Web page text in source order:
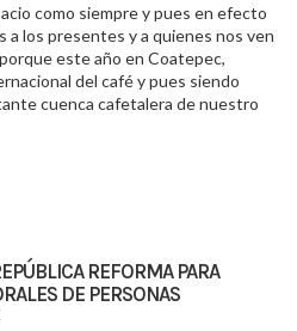
como siempre y pues en efecto
a los presentes y a quienes nos ven
este año en Coatepec,
del café y pues siendo
cuenca cafetalera de nuestro
REFORMA PARA
DE PERSONAS